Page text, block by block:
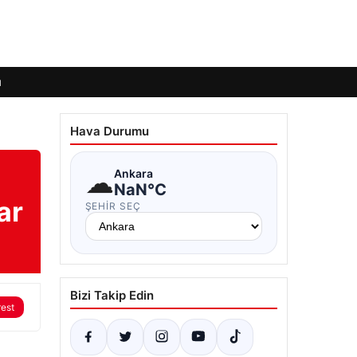
Hava Durumu
☁Ankara
NaN°C
ŞEHIR SEÇ
Bizi Takip Edin